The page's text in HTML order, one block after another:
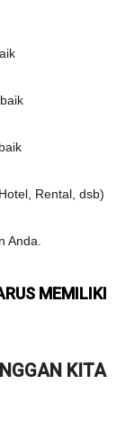
Rental, dsb)
Anda.
MEMILIKI
KITA